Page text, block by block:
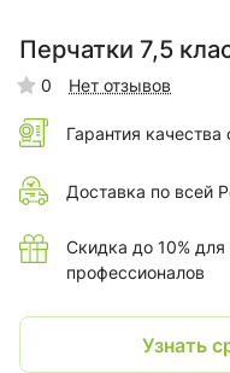
Перчатки 7,5
0 Нет отзывов
Гарантия качества
Доставка по всей
Скидка до 10% для
профессионалов
Узнать